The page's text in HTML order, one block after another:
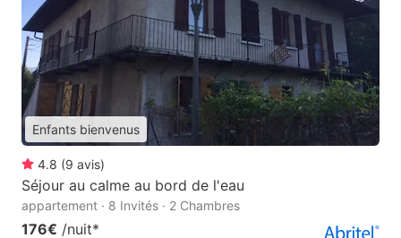
Enfants bienvenus
4.8 (9 avis)
Séjour au calme au bord de l'eau
appartement · 8 Invités · 2 Chambres
176€ /nuit*